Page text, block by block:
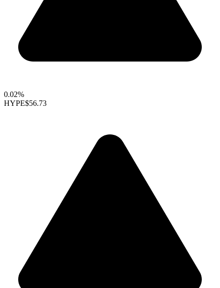
0.02%
HYPE$56.73